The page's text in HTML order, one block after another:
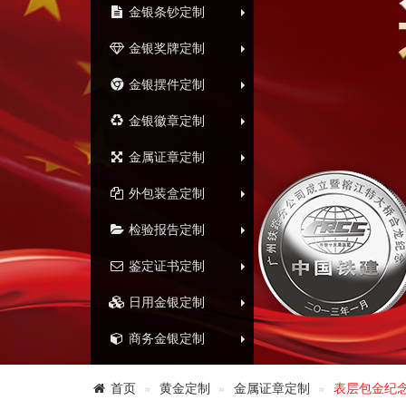
金银条钞定制
金银奖牌定制
金银摆件定制
金银徽章定制
金属证章定制
外包装盒定制
检验报告定制
鉴定证书定制
日用金银定制
商务金银定制
首页 黄金定制 金属证章定制 表层包金纪